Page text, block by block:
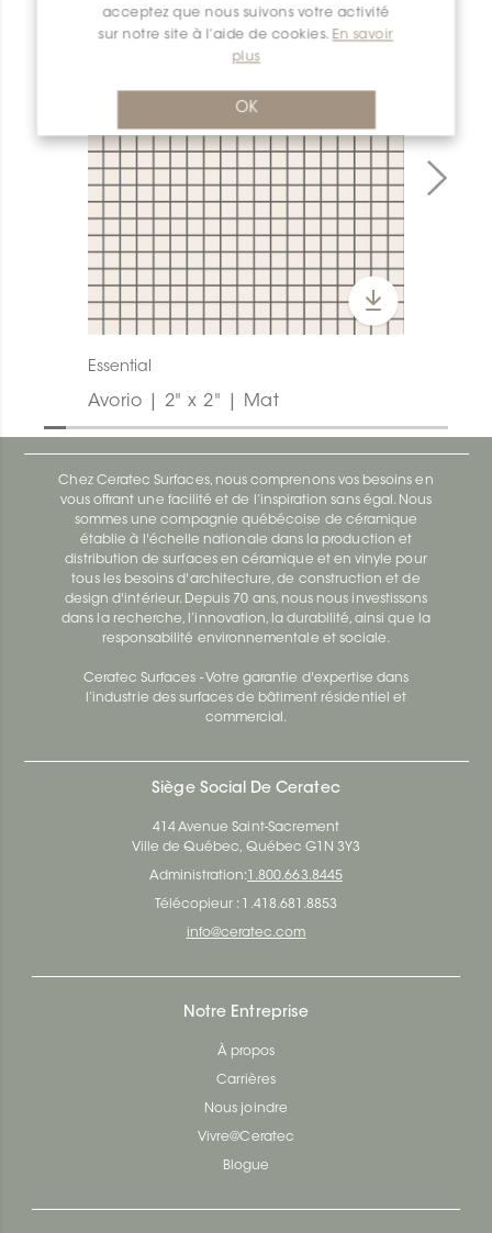
acceptez que nous suivons votre activité
sur notre site à l’aide de cookies. En savoir
plus
OK
Essential
Avorio | 2" x 2" | Mat
Chez Ceratec Surfaces, nous comprenons vos besoins en
vous offrant une facilité et de l’inspiration sans égal. Nous
sommes une compagnie québécoise de céramique
établie à l'échelle nationale dans la production et
distribution de surfaces en céramique et en vinyle pour
tous les besoins d'architecture, de construction et de
design d'intérieur. Depuis 70 ans, nous nous investissons
dans la recherche, l’innovation, la durabilité, ainsi que la
responsabilité environnementale et sociale.
Ceratec Surfaces - Votre garantie d'expertise dans
l’industrie des surfaces de bâtiment résidentiel et
commercial.
Siège Social De Ceratec
414 Avenue Saint-Sacrement
Ville de Québec, Québec G1N 3Y3
Administration: 1.800.663.8445
Télécopieur : 1.418.681.8853
info@ceratec.com
Notre Entreprise
À propos
Carrières
Nous joindre
Vivre@Ceratec
Blogue